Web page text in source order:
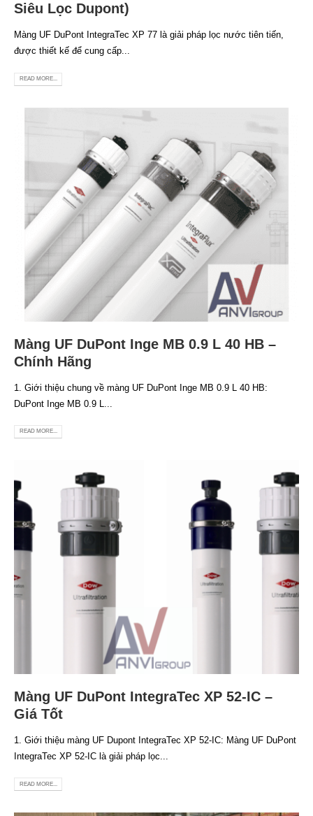
Siêu Lọc Dupont)
Màng UF DuPont IntegraTec XP 77 là giải pháp lọc nước tiên tiến,
được thiết kế để cung cấp...
READ MORE...
Màng UF DuPont Inge MB 0.9 L 40 HB –
Chính Hãng
1. Giới thiệu chung về màng UF DuPont Inge MB 0.9 L 40 HB:
DuPont Inge MB 0.9 L...
READ MORE...
Màng UF DuPont IntegraTec XP 52-IC –
Giá Tốt
1. Giới thiệu màng UF Dupont IntegraTec XP 52-IC: Màng UF DuPont
IntegraTec XP 52-IC là giải pháp lọc...
READ MORE...